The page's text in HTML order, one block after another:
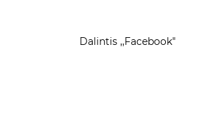
Dalintis ,,Facebook"